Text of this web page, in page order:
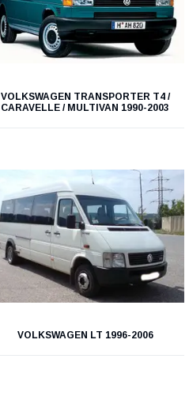
VOLKSWAGEN TRANSPORTER T4 /
CARAVELLE / MULTIVAN 1990-2003
VOLKSWAGEN LT 1996-2006